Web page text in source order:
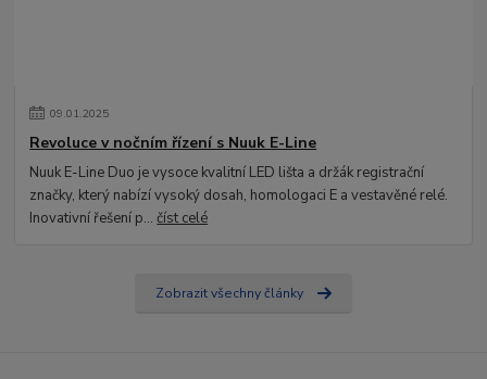
09.01.2025
Revoluce v nočním řízení s Nuuk E-Line
Nuuk E-Line Duo je vysoce kvalitní LED lišta a držák registrační
značky, který nabízí vysoký dosah, homologaci E a vestavěné relé.
Inovativní řešení p...číst celé
Zobrazit všechny články